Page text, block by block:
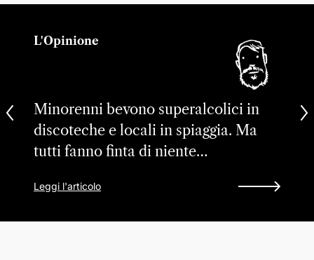
L'Opinione
Minorenni bevono superalcolici in
discoteche e locali in spiaggia. Ma
tutti fanno finta di niente…
Leggi l'articolo